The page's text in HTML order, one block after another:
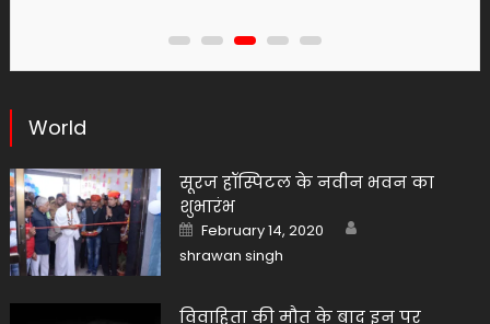
World
सूरज हॉस्पिटल के नवीन भवन का
शुभारंभ
Posted
on
February 14, 2020
shrawan singh
विवाहिता की मौत के बाद इन पर